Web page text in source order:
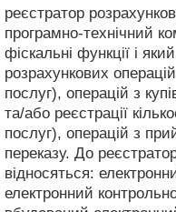
реєстратор
програмно-технічний
фіскальні функції і
розрахункових
послуг), операцій з
та/або реєстрації
послуг), операцій з
переказу. До
відносяться:
електронний